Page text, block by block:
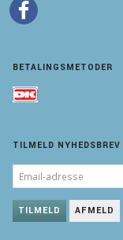
BETALINGSMETODER
TILMELD NYHEDSBREV
EMAIL-
ADRESSE
TILMELD AFMELD